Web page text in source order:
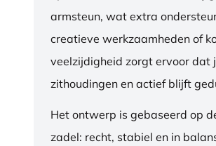
armsteun, wat extra
creatieve werkzaamheden of
veelzijdigheid zorgt ervoor dat
zithoudingen en actief blijft
Het ontwerp is gebaseerd op
zadel: recht, stabiel en in